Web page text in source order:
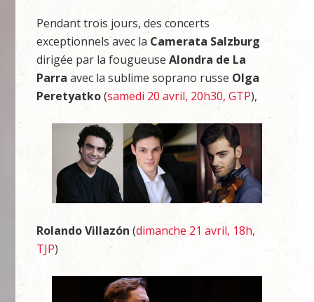
Pendant trois jours, des concerts
exceptionnels avec la Camerata Salzburg
dirigée par la fougueuseAlondra de La
Parra avec la sublime soprano russeOlga
Peretyatko(samedi 20 avril, 20h30, GTP),
Rolando Villazón (dimanche 21 avril, 18h,
TJP)